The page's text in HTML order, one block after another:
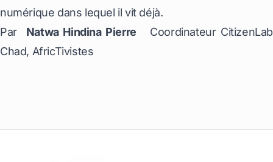
numérique dans lequel il vit déjà.
Par Natwa Hindina Pierre Coordinateur CitizenLab
Chad, AfricTivistes